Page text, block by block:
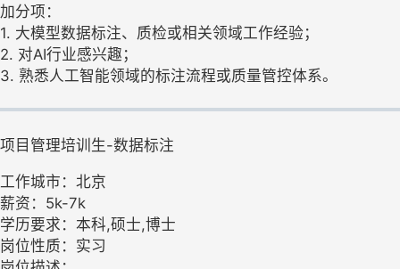
加分项：
1. 大模型数据标注、质检或相关领域工作经验；
2. 对AI行业感兴趣；
3. 熟悉人工智能领域的标注流程或质量管控体系。
项目管理培训生-数据标注
工作城市：北京
薪资：5k-7k
学历要求：本科,硕士,博士
岗位性质：实习